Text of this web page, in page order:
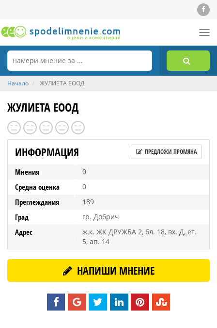
Начало ЖУЛИЕТА ЕООД
ЖУЛИЕТА ЕООД
ИНФОРМАЦИЯ ПРЕДЛОЖИ ПРОМЯНА
Мнения 0
Средна оценка 0
Преглеждания 189
Град гр. Добрич
Адрес
ж.к. ЖК ДРУЖБА 2, бл. 18, вх. Д, ет.
5, ап. 14
НАПИШИ МНЕНИЕ